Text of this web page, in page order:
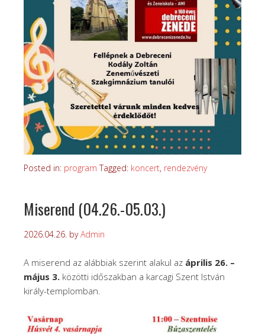
Posted in: program Tagged: koncert, rendezvény
Miserend (04.26.-05.03.)
2026.04.26. byAdmin
A miserend az alábbiak szerint alakul az április 26. –
május 3. közötti időszakban a karcagi Szent István
király-templomban.